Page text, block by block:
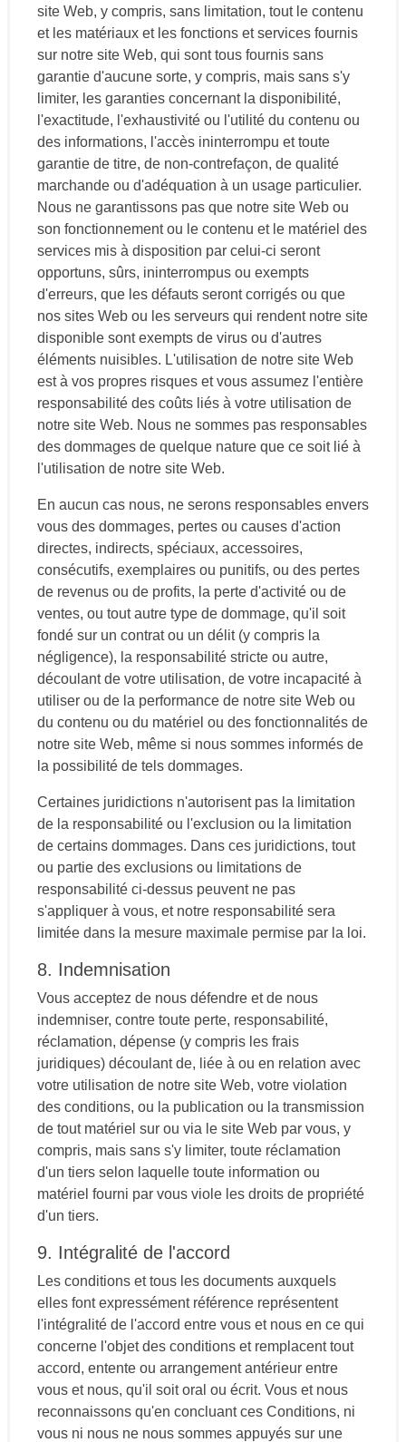
site Web, y compris, sans limitation, tout le contenu
et les matériaux et les fonctions et services fournis
sur notre site Web, qui sont tous fournis sans
garantie d'aucune sorte, y compris, mais sans s'y
limiter, les garanties concernant la disponibilité,
l'exactitude, l'exhaustivité ou l'utilité du contenu ou
des informations, l'accès ininterrompu et toute
garantie de titre, de non-contrefaçon, de qualité
marchande ou d'adéquation à un usage particulier.
Nous ne garantissons pas que notre site Web ou
son fonctionnement ou le contenu et le matériel des
services mis à disposition par celui-ci seront
opportuns, sûrs, ininterrompus ou exempts
d'erreurs, que les défauts seront corrigés ou que
nos sites Web ou les serveurs qui rendent notre site
disponible sont exempts de virus ou d'autres
éléments nuisibles. L'utilisation de notre site Web
est à vos propres risques et vous assumez l'entière
responsabilité des coûts liés à votre utilisation de
notre site Web. Nous ne sommes pas responsables
des dommages de quelque nature que ce soit lié à
l'utilisation de notre site Web.
En aucun cas nous, ne serons responsables envers
vous des dommages, pertes ou causes d'action
directes, indirects, spéciaux, accessoires,
consécutifs, exemplaires ou punitifs, ou des pertes
de revenus ou de profits, la perte d'activité ou de
ventes, ou tout autre type de dommage, qu'il soit
fondé sur un contrat ou un délit (y compris la
négligence), la responsabilité stricte ou autre,
découlant de votre utilisation, de votre incapacité à
utiliser ou de la performance de notre site Web ou
du contenu ou du matériel ou des fonctionnalités de
notre site Web, même si nous sommes informés de
la possibilité de tels dommages.
Certaines juridictions n'autorisent pas la limitation
de la responsabilité ou l'exclusion ou la limitation
de certains dommages. Dans ces juridictions, tout
ou partie des exclusions ou limitations de
responsabilité ci-dessus peuvent ne pas
s'appliquer à vous, et notre responsabilité sera
limitée dans la mesure maximale permise par la loi.
8. Indemnisation
Vous acceptez de nous défendre et de nous
indemniser, contre toute perte, responsabilité,
réclamation, dépense (y compris les frais
juridiques) découlant de, liée à ou en relation avec
votre utilisation de notre site Web, votre violation
des conditions, ou la publication ou la transmission
de tout matériel sur ou via le site Web par vous, y
compris, mais sans s'y limiter, toute réclamation
d'un tiers selon laquelle toute information ou
matériel fourni par vous viole les droits de propriété
d'un tiers.
9. Intégralité de l'accord
Les conditions et tous les documents auxquels
elles font expressément référence représentent
l'intégralité de l'accord entre vous et nous en ce qui
concerne l'objet des conditions et remplacent tout
accord, entente ou arrangement antérieur entre
vous et nous, qu'il soit oral ou écrit. Vous et nous
reconnaissons qu'en concluant ces Conditions, ni
vous ni nous ne nous sommes appuyés sur une